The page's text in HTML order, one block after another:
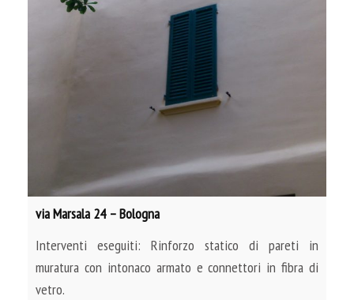
via Marsala 24 – Bologna
Interventi eseguiti: Rinforzo statico di pareti in
muratura con intonaco armato e connettori in fibra di
vetro.